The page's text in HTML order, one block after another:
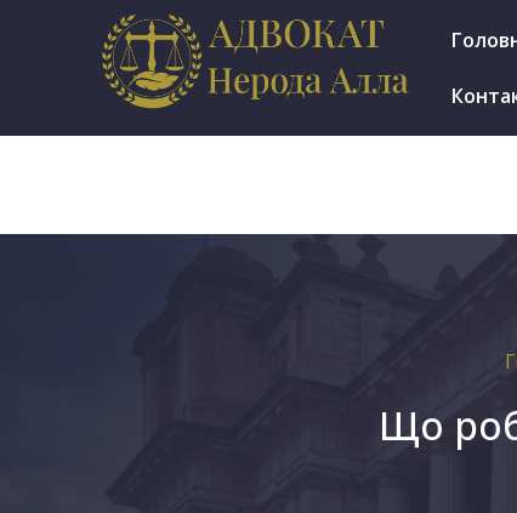
м.Ірпінь, вул. Мінеральна 7е, оф. 1002
Пн.-Пт.: 9.30-17.30
Що